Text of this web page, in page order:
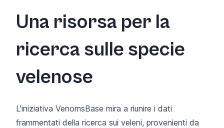
Una risorsa per la
ricerca sulle specie
velenose
L'iniziativa VenomsBase mira a riunire i dati
frammentati della ricerca sui veleni, provenienti da